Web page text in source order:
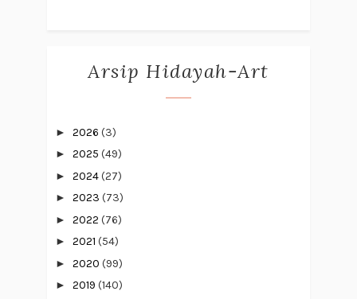
Arsip Hidayah-Art
► 2026 (3)
► 2025 (49)
► 2024(27)
► 2023 (73)
► 2022 (76)
► 2021 (54)
► 2020 (99)
► 2019 (140)